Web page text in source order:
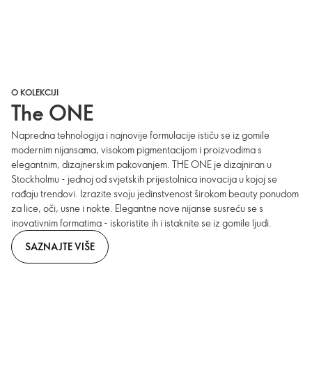
O KOLEKCIJI
The ONE
Napredna tehnologija i najnovije formulacije ističu se iz gomile
modernim nijansama, visokom pigmentacijom i proizvodima s
elegantnim, dizajnerskim pakovanjem. THE ONE je dizajniran u
Stockholmu - jednoj od svjetskih prijestolnica inovacija u kojoj se
rađaju trendovi. Izrazite svoju jedinstvenost širokom beauty ponudom
za lice, oči, usne i nokte. Elegantne nove nijanse susreću se s
inovativnim formatima - iskoristite ih i istaknite se iz gomile ljudi.
SAZNAJTE VIŠE